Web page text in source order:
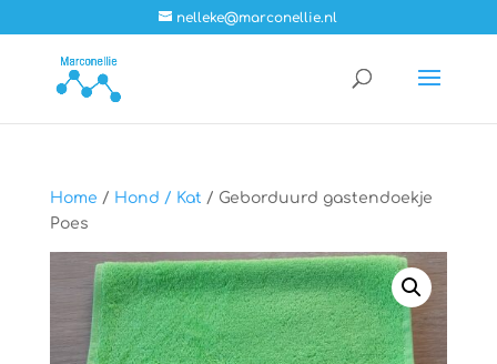
nelleke@marconellie.nl
Home / Hond / Kat / Geborduurd gastendoekje
Poes